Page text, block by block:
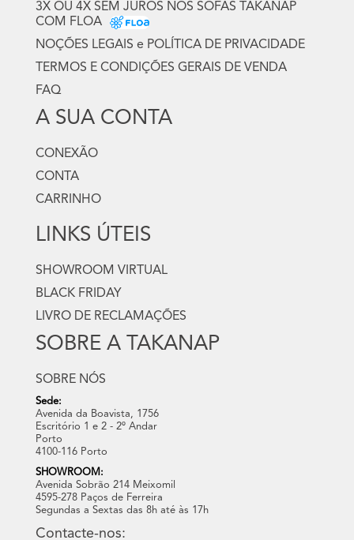
3X OU 4X SEM JUROS NOS SOFAS TAKANAP
COM FLOA
NOÇÕES LEGAIS e POLÍTICA DE PRIVACIDADE
TERMOS E CONDIÇÕES GERAIS DE VENDA
FAQ
A SUA CONTA
CONEXÃO
CONTA
CARRINHO
LINKS ÚTEIS
SHOWROOM VIRTUAL
BLACK FRIDAY
LIVRO DE RECLAMAÇÕES
SOBRE A TAKANAP
SOBRE NÓS
Sede:
Avenida da Boavista, 1756
Escritório 1 e 2 - 2º Andar
Porto
4100-116 Porto
SHOWROOM:
Avenida Sobrão 214 Meixomil
4595-278 Paços de Ferreira
Segundas a Sextas das 8h até às 17h
Contacte-nos: